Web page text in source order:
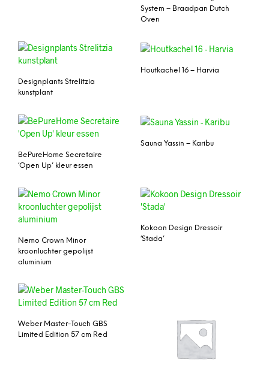
System – Braadpan Dutch
Oven
Designplants Strelitzia
kunstplant
Houtkachel 16 – Harvia
BePureHome Secretaire
‘Open Up’ kleur essen
Sauna Yassin – Karibu
Nemo Crown Minor
kroonluchter gepolijst
aluminium
Kokoon Design Dressoir
‘Stada’
Weber Master-Touch GBS
Limited Edition 57 cm Red